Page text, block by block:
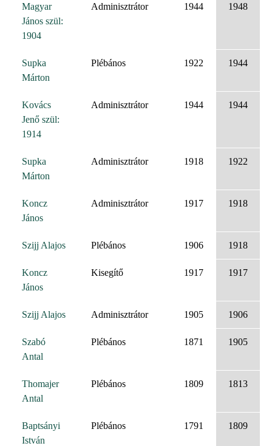
Magyar
János szül:
1904
Adminisztrátor 1944 1948
Supka
Márton
Plébános 1922 1944
Kovács
Jenő szül:
1914
Adminisztrátor 1944 1944
Supka
Márton
Adminisztrátor 1918 1922
Koncz
János
Adminisztrátor 1917 1918
Szijj Alajos Plébános 1906 1918
Koncz
János
Kisegítő 1917 1917
Szijj Alajos Adminisztrátor 1905 1906
Szabó
Antal
Plébános 1871 1905
Thomajer
Antal
Plébános 1809 1813
Baptsányi
István
Plébános 1791 1809